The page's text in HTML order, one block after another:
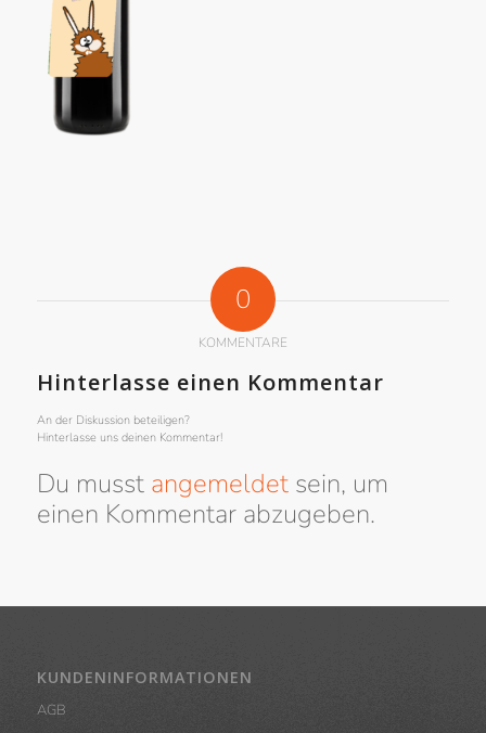
0
KOMMENTARE
Hinterlasse einen Kommentar
An der Diskussion beteiligen?
Hinterlasse uns deinen Kommentar!
Du musst angemeldetsein, um
einen Kommentar abzugeben.
KUNDENINFORMATIONEN
AGB